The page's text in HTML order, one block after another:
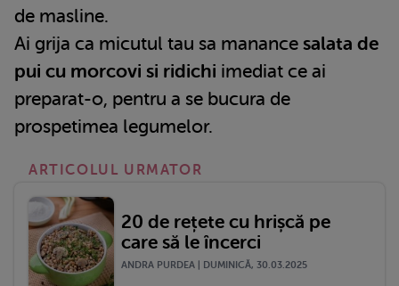
de masline.
Ai grija ca micutul tau sa manance salata de
pui cu morcovi si ridichi imediat ce ai
preparat-o, pentru a se bucura de
prospetimea legumelor.
ARTICOLUL URMATOR
20 de rețete cu hrișcă pe
care să le încerci
ANDRA PURDEA | DUMINICĂ, 30.03.2025